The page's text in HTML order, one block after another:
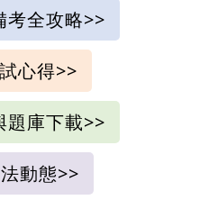
考全攻略>>
心得>>
題庫下載>>
動態>>